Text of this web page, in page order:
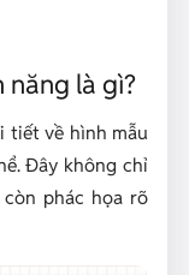
năng là gì?
tiết về hình mẫu
Đây không chỉ
phác họa rõ